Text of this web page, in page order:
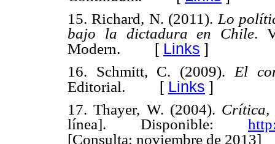
15. Richard, N. (2011). Lo
bajo la dictadura en Chile.
Modern. [ Links ]
16. Schmitt, C. (2009). El
Editorial. [ Links ]
17. Thayer, W. (2004).
línea]. Disponible:
[Consulta: noviembre de 2013]